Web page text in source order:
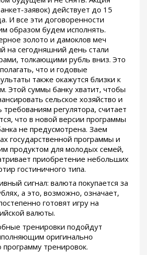
заявок) действует до 15
И все эти договоренности
образом будем исполнять.
золото и дамоклов меч
на сегодняшний день стали
толкающими рубль вниз. Это
что и годовые
также окажутся близки к
Этой суммы банку хватит, чтобы
сельское хозяйство и
требованиям регулятора, считает
что в новой версии программы
не предусмотрена. Заем
государственной программы и
продуктом для молодых семей,
приобретение небольших
гостиничного типа.
сигнал: валюта покупается за
а это, возможно, означает,
готовят игру на
валюты.
тренировки подойдут
оригинально
тренировок.